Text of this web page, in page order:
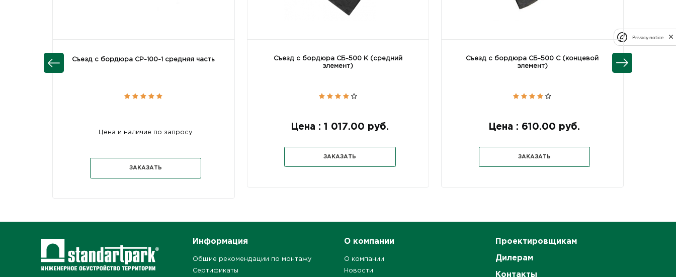
Съезд с бордюра СР-100-1 средняя часть
Цена и наличие по запросу
ЗАКАЗАТЬ
Съезд с бордюра СБ-500 К (средний
элемент)
Цена : 1 017.00 руб.
ЗАКАЗАТЬ
Съезд с бордюра СБ-500 С (концевой
элемент)
Цена : 610.00 руб.
ЗАКАЗАТЬ
Информация
Общие рекомендации по монтажу
Сертификаты
О компании
О компании
Новости
Проектировщикам
Дилерам
Контакты
Privacy notice